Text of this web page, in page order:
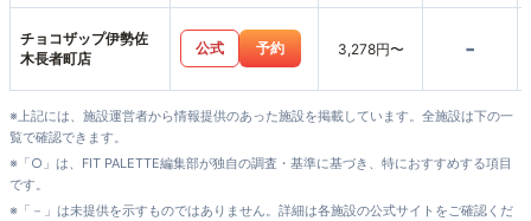
チョコザップ伊勢佐
木長者町店
公式 予約 3,278円〜 -
※上記には、施設運営者から情報提供のあった施設を掲載しています。全施設は下の一
覧で確認できます。
※「○」は、FIT PALETTE編集部が独自の調査・基準に基づき、特におすすめする項目
です。
※「－」は未提供を示すものではありません。詳細は各施設の公式サイトをご確認くだ